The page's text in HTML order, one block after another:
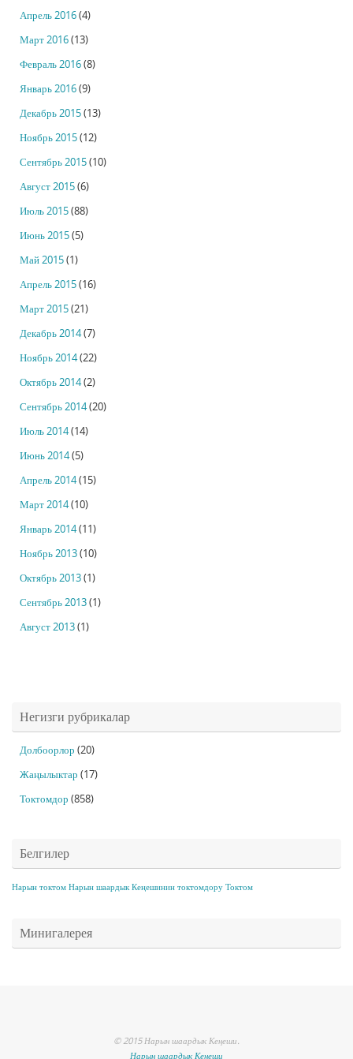
Апрель 2016(4)
Март 2016(13)
Февраль 2016(8)
Январь 2016(9)
Декабрь 2015(13)
Ноябрь 2015(12)
Сентябрь 2015(10)
Август 2015(6)
Июль 2015(88)
Июнь 2015(5)
Май 2015(1)
Апрель 2015(16)
Март 2015(21)
Декабрь 2014(7)
Ноябрь 2014(22)
Октябрь 2014(2)
Сентябрь 2014(20)
Июль 2014(14)
Июнь 2014(5)
Апрель 2014(15)
Март 2014(10)
Январь 2014(11)
Ноябрь 2013(10)
Октябрь 2013(1)
Сентябрь 2013(1)
Август 2013(1)
Негизги рубрикалар
Долбоорлор (20)
Жаңылыктар (17)
Токтомдор (858)
Белгилер
Нарын токтом Нарын шаардык Кеңешинин токтомдору Токтом
Минигалерея
© 2015 Нарын шаардык Кеңеши.
Нарын шаардык Кеңеши